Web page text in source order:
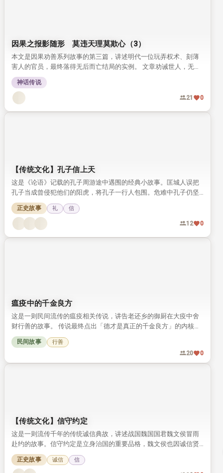
因果之报影随形 莫违天理莫欺心（3）
本文是因果劝善系列故事的第三篇，讲述明代一位玩弄权术、刻薄
害人的官员，最终落得无后而亡结局的实例。 文章劝诫世人，无论
为民为官，都要坚守天理良知，不可为了名利迷失本性、胡作非
为。
神话传说
21 0
【传统文化】孔子信上天
这是《论语》记载的孔子周游途中遇围的经典小故事。匡城人误把
孔子当成曾侵犯他们的阳虎，将孔子一行人包围。危难中孔子仍坚
信天命，笃定自己传承礼乐的使命。
正史故事 礼 信
12 0
瘟疫中的千金良方
这是一则民间流传的瘟疫相关传说，讲告老还乡的御厨在大疫中舍
财行善的故事。 传说最终点出「德才是真正的千金良方」的内核，
读来引人深思。
民间故事 行善
20 0
【传统文化】信守约定
这是一则流传千年的传统诚信典故，讲述战国魏国国君魏文侯冒雨
赴约的故事。信守约定是立身治国的重要品格，魏文侯也因诚信贤
明，让魏国成为战国初期的强盛诸侯国。
正史故事 诚信 信